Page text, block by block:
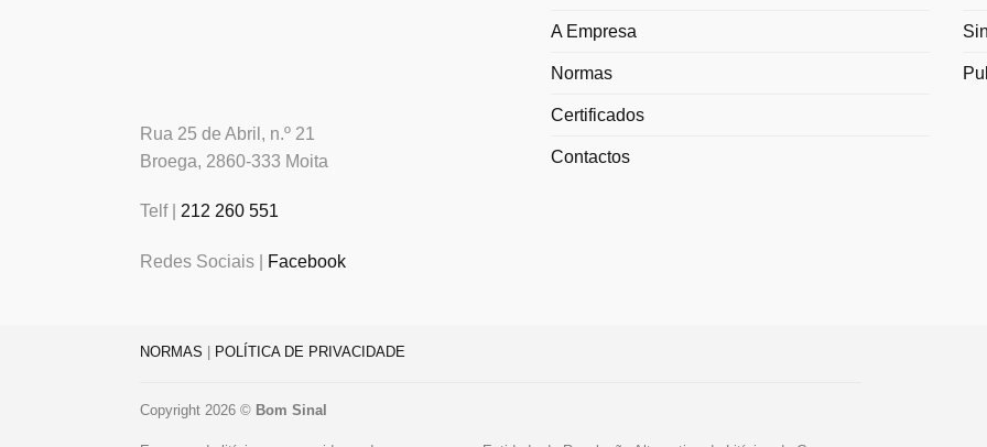
Rua 25 de Abril, n.º 21
Broega, 2860-333 Moita
Telf | 212 260 551
Redes Sociais | Facebook
A Empresa
Normas
Certificados
Contactos
NORMAS POLÍTICA DE PRIVACIDADE
Copyright 2026 © Bom Sinal